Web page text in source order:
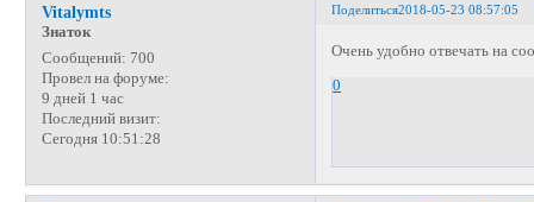
Поделиться2018-05-23 08:57:05
Vitalymts
Знаток
Сообщений: 700
Провел на форуме:
9 дней 1 час
Последний визит:
Сегодня 10:51:28
Очень удобно отвечать на
0